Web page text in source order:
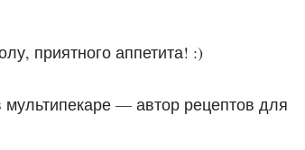
приятного аппетита! :)